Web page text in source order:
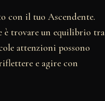
con il tuo Ascendente.
è trovare un equilibrio tra
attenzioni possono
e agire con